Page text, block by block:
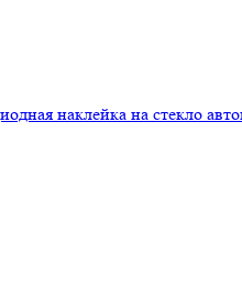
наклейка на стекло